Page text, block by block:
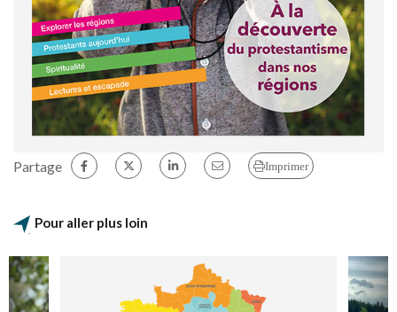
Partage Imprimer
Pour aller plus loin